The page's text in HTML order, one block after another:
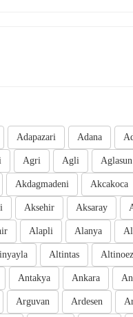
Adana
Adapazari
Aglasun
Agli
Agri
Akcakoca
Akdagmadeni
Aksaray
Aksehir
Alanya
Alapli
Altintas
Ankara
Antakya
Ardesen
Arguvan